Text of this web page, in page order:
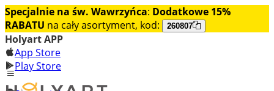
Specjalnie na św. Wawrzyńca: Dodatkowe 15%
RABATU na cały asortyment, kod: 260807
Holyart APP
App Store
Play Store